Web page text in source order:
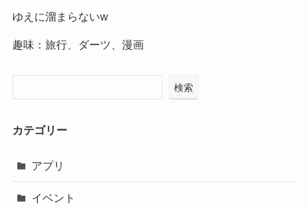
ゆえに溜まらないw
趣味：旅行、ダーツ、漫画
検索
カテゴリー
アプリ
イベント